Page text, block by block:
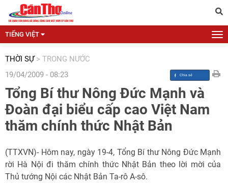
TIẾNG VIỆT
THỜI SỰ > TRONG NƯỚC
19/04/2009 - 08:23
Tổng Bí thư Nông Đức Mạnh và
Đoàn đại biểu cấp cao Việt Nam
thăm chính thức Nhật Bản
(TTXVN)- Hôm nay, ngày 19-4, Tổng Bí thư Nông Đức Mạnh
rời Hà Nội đi thăm chính thức Nhật Bản theo lời mời của
Thủ tướng Nội các Nhật Bản Ta-rô A-sô.